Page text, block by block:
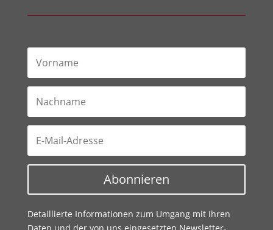
Abonnieren
Detaillierte Informationen zum Umgang mit Ihren